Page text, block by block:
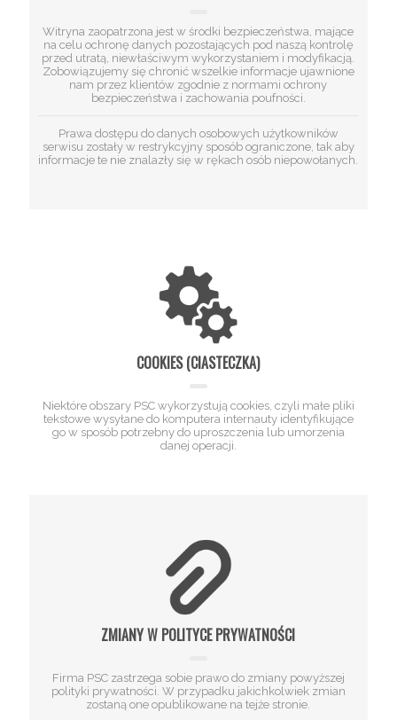
Witryna zaopatrzona jest w środki bezpieczeństwa, mające
na celu ochronę danych pozostających pod naszą kontrolę
przed utratą, niewłaściwym wykorzystaniem i modyfikacją.
Zobowiązujemy się chronić wszelkie informacje ujawnione
nam przez klientów zgodnie z normami ochrony
bezpieczeństwa i zachowania poufności.
Prawa dostępu do danych osobowych użytkowników
serwisu zostały w restrykcyjny sposób ograniczone, tak aby
informacje te nie znalazły się w rękach osób niepowołanych.
COOKIES (CIASTECZKA)
Niektóre obszary PSC wykorzystują cookies, czyli małe pliki
tekstowe wysyłane do komputera internauty identyfikujące
go w sposób potrzebny do uproszczenia lub umorzenia
danej operacji.
ZMIANY W POLITYCE PRYWATNOŚCI
Firma PSC zastrzega sobie prawo do zmiany powyższej
polityki prywatności. W przypadku jakichkolwiek zmian
zostaną one opublikowane na tejże stronie.